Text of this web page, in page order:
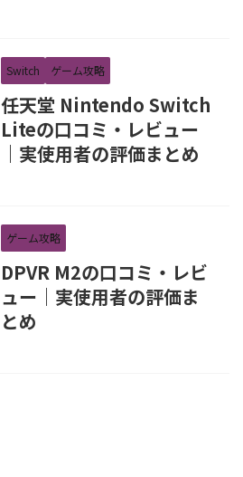
Switch ゲーム攻略
任天堂 Nintendo Switch
Liteの口コミ・レビュー
｜実使用者の評価まとめ
ゲーム攻略
DPVR M2の口コミ・レビ
ュー｜実使用者の評価ま
とめ